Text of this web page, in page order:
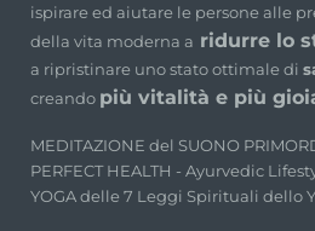
ispirare ed aiutare le persone alle
della vita moderna a ridurre lo
a ripristinare uno stato ottimale di
creando più vitalità e più
MEDITAZIONE del SUONO
PERFECT HEALTH - Ayurvedic
YOGA delle 7 Leggi Spirituali dello